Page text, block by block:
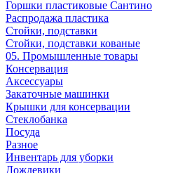
Горшки пластиковые Сантино
Распродажа пластика
Стойки, подставки
Стойки, подставки кованые
05. Промышленные товары
Консервация
Аксессуары
Закаточные машинки
Крышки для консервации
Стеклобанка
Посуда
Разное
Инвентарь для уборки
Дождевики